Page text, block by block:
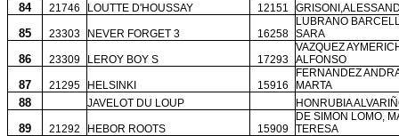
84 21746 LOUTTE D'HOUSSAY 12151
85 23303 NEVER FORGET 3 16258
LUBRANO
SARA
86 23309 LEROY BOY S 17293
VAZQUEZ
ALFONSO
87 21295 HELSINKI 15916
FERNANDEZ
MARTA
88 JAVELOT DU LOUP HONRUBIA
89 21292 HEBOR ROOTS 15909
DE SIMON LOMO,
TERESA